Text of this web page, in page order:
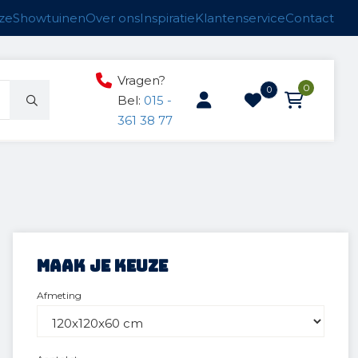
ShowtuinenOver onsInspiratieKlantenserviceContact
Vragen?
Bel: 015 -
361 38 77
0 0
Maak je keuze
Afmeting